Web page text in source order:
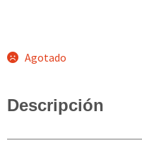
Agotado
Descripción